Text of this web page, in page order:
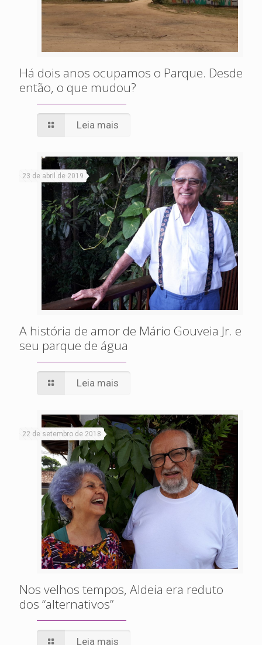
Há dois anos ocupamos o Parque. Desde
então, o que mudou?
Leia mais
23 de abril de 2019
A história de amor de Mário Gouveia Jr. e
seu parque de água
Leia mais
22 de setembro de 2018
Nos velhos tempos, Aldeia era reduto
dos “alternativos”
Leia mais